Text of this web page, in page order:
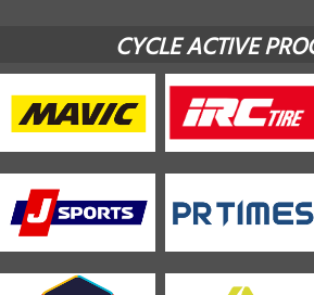
CYCLE ACTIVE